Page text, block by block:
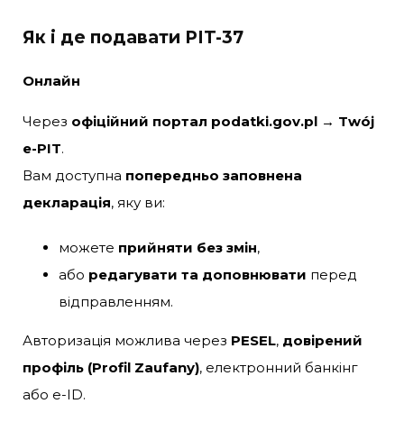
Як і де подавати PIT-37
Онлайн
Через офіційний портал podatki.gov.pl → Twój
e-PIT.
Вам доступна попередньо заповнена
декларація, яку ви:
можете прийняти без змін,
або редагувати та доповнювати перед
відправленням.
Авторизація можливa через PESEL, довірений
профіль (Profil Zaufany), електронний банкінг
або e-ID.